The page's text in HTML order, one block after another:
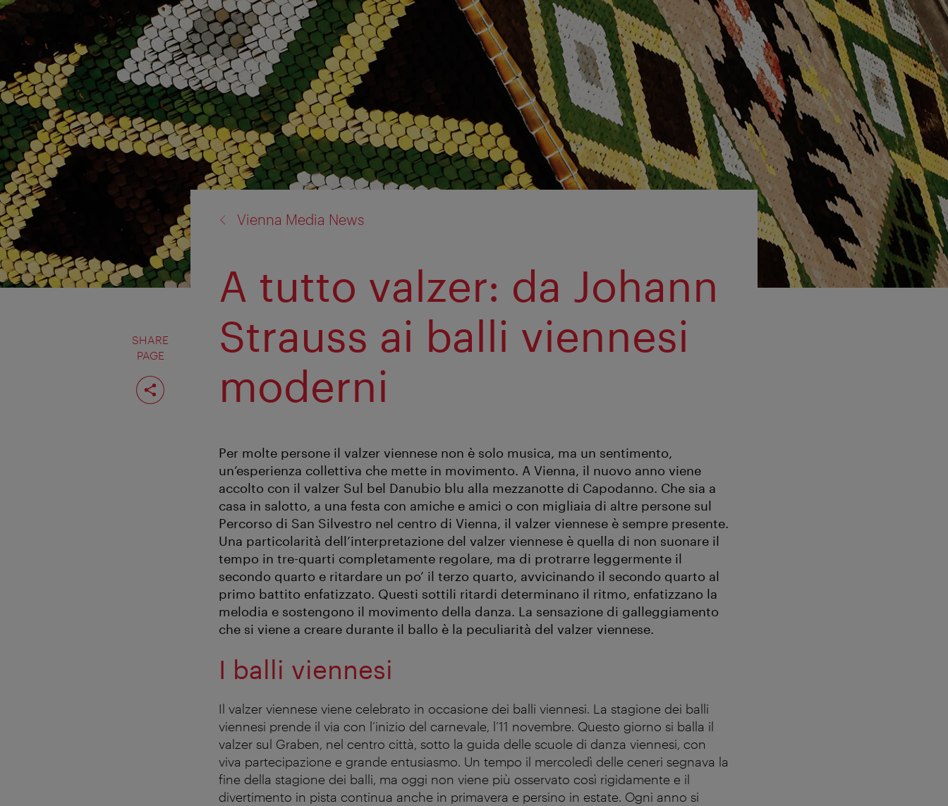
SHARE
PAGE
Share
page
Vienna Media News
A tutto valzer: da Johann
Strauss ai balli viennesi
moderni
Per molte persone il valzer viennese non è solo musica, ma un sentimento,
un’esperienza collettiva che mette in movimento. A Vienna, il nuovo anno viene
accolto con il valzer Sul bel Danubio blu alla mezzanotte di Capodanno. Che sia a
casa in salotto, a una festa con amiche e amici o con migliaia di altre persone sul
Percorso di San Silvestro nel centro di Vienna, il valzer viennese è sempre presente.
Una particolarità dell’interpretazione del valzer viennese è quella di non suonare il
tempo in tre-quarti completamente regolare, ma di protrarre leggermente il
secondo quarto e ritardare un po’ il terzo quarto, avvicinando il secondo quarto al
primo battito enfatizzato. Questi sottili ritardi determinano il ritmo, enfatizzano la
melodia e sostengono il movimento della danza. La sensazione di galleggiamento
che si viene a creare durante il ballo è la peculiarità del valzer viennese.
I balli viennesi
Il valzer viennese viene celebrato in occasione dei balli viennesi. La stagione dei balli
viennesi prende il via con l’inizio del carnevale, l’11 novembre. Questo giorno si balla il
valzer sul Graben, nel centro città, sotto la guida delle scuole di danza viennesi, con
viva partecipazione e grande entusiasmo. Un tempo il mercoledì delle ceneri segnava la
fine della stagione dei balli, ma oggi non viene più osservato così rigidamente e il
divertimento in pista continua anche in primavera e persino in estate. Ogni anno si